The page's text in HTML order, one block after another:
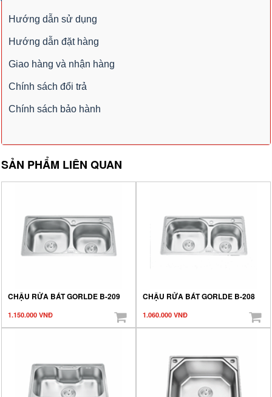
Hướng dẫn sử dụng
Hướng dẫn đặt hàng
Giao hàng và nhận hàng
Chính sách đổi trả
Chính sách bảo hành
SẢN PHẨM LIÊN QUAN
CHẬU RỬA BÁT GORLDE B-209
1.150.000 VNĐ
CHẬU RỬA BÁT GORLDE B-208
1.060.000 VNĐ